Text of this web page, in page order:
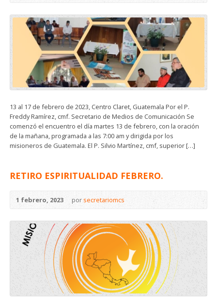
13 al 17 de febrero de 2023, Centro Claret, Guatemala Por el P.
Freddy Ramírez, cmf. Secretario de Medios de Comunicación Se
comenzó el encuentro el día martes 13 de febrero, con la oración
de la mañana, programada a las 7:00 am y dirigida por los
misioneros de Guatemala. El P. Silvio Martínez, cmf, superior […]
RETIRO ESPIRITUALIDAD FEBRERO.
1 febrero, 2023 porsecretariomcs